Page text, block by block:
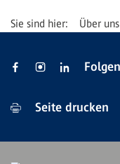
Über uns
Seite drucken